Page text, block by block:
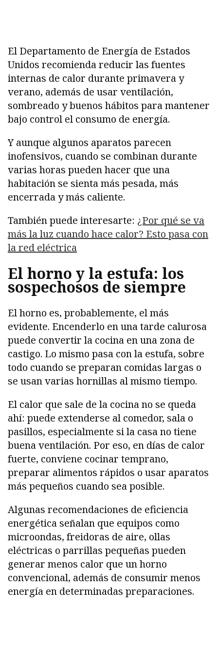
El Departamento de Energía de Estados
Unidos recomienda reducir las fuentes
internas de calor durante primavera y
verano, además de usar ventilación,
sombreado y buenos hábitos para mantener
bajo control el consumo de energía.
Y aunque algunos aparatos parecen
inofensivos, cuando se combinan durante
varias horas pueden hacer que una
habitación se sienta más pesada, más
encerrada y más caliente.
También puede interesarte: ¿Por qué se va
más la luz cuando hace calor? Esto pasa con
la red eléctrica
El horno y la estufa: los
sospechosos de siempre
El horno es, probablemente, el más
evidente. Encenderlo en una tarde calurosa
puede convertir la cocina en una zona de
castigo. Lo mismo pasa con la estufa, sobre
todo cuando se preparan comidas largas o
se usan varias hornillas al mismo tiempo.
El calor que sale de la cocina no se queda
ahí: puede extenderse al comedor, sala o
pasillos, especialmente si la casa no tiene
buena ventilación. Por eso, en días de calor
fuerte, conviene cocinar temprano,
preparar alimentos rápidos o usar aparatos
más pequeños cuando sea posible.
Algunas recomendaciones de eficiencia
energética señalan que equipos como
microondas, freidoras de aire, ollas
eléctricas o parrillas pequeñas pueden
generar menos calor que un horno
convencional, además de consumir menos
energía en determinadas preparaciones.